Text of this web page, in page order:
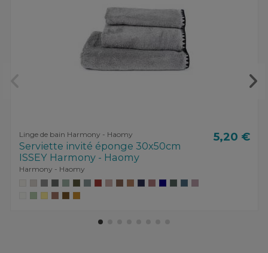
Linge de bain Harmony - Haomy
Serviette invité éponge 30x50cm
ISSEY Harmony - Haomy
Harmony - Haomy
5,20 €